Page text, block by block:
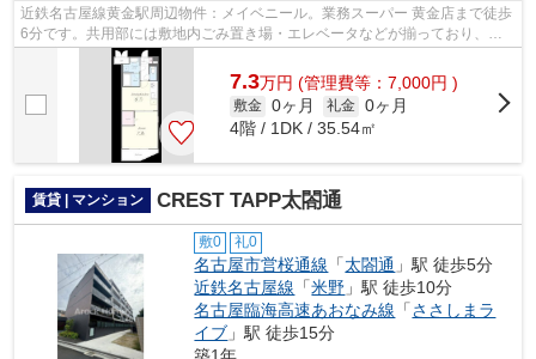
近鉄名古屋線黄金駅周辺物件：メイベニール。業務スーパー 黄金店まで徒歩
6分です。共用部には敷地内ごみ置き場・エレベータなどが揃っており、と
ても充実しています。こちらの物件は...
7.3万円 (管理費等：7,000円 )
敷金 0ヶ月 礼金 0ヶ月
4階 / 1DK / 35.54㎡
賃貸 | マンション CREST TAPP太閤通
敷0 礼0
名古屋市営桜通線 「太閤通 」駅 徒歩5分
近鉄名古屋線 「米野 」駅 徒歩10分
名古屋臨海高速あおなみ線 「ささしまラ
イブ 」駅 徒歩15分